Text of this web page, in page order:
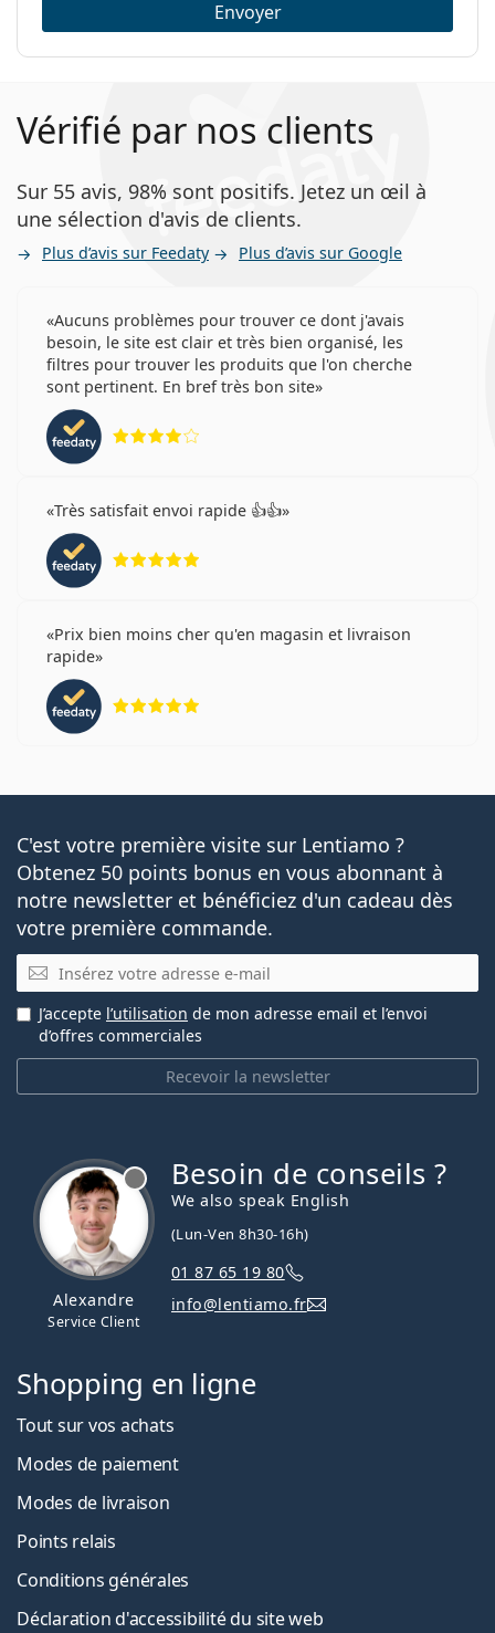
Envoyer
Vérifié par nos clients
Sur 55 avis, 98% sont positifs. Jetez un œil à
une sélection d'avis de clients.
Plus d’avis sur Feedaty Plus d’avis sur Google
Aucuns problèmes pour trouver ce dont j'avais
besoin, le site est clair et très bien organisé, les
filtres pour trouver les produits que l'on cherche
sont pertinent. En bref très bon site
Très satisfait envoi rapide 👍👍
Prix bien moins cher qu'en magasin et livraison
rapide
C'est votre première visite sur Lentiamo ?
Obtenez 50 points bonus en vous abonnant à
notre newsletter et bénéficiez d'un cadeau dès
votre première commande.
E-mail
Recevoir la newsletter
J’accepte l’utilisation de mon adresse email et l’envoi
d’offres commerciales
Alexandre
Service Client
Besoin de conseils ?
We also speak English
(Lun-Ven 8h30-16h)
01 87 65 19 80
info@lentiamo.fr
Shopping en ligne
Tout sur vos achats
Modes de paiement
Modes de livraison
Points relais
Conditions générales
Déclaration d'accessibilité du site web